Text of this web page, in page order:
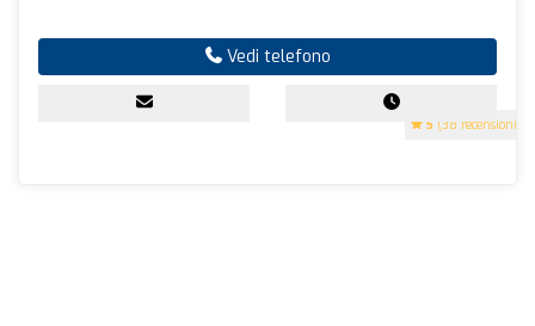
5 (38 recensioni)
Vedi telefono